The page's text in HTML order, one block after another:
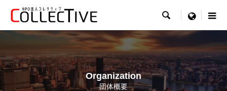
 menu
Organization
団体概要